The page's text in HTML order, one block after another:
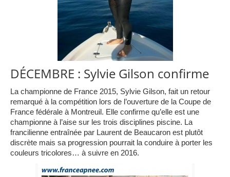
DÉCEMBRE : Sylvie Gilson confirme
La championne de France 2015, Sylvie Gilson, fait un retour
remarqué à la compétition lors de l’ouverture de la Coupe de
France fédérale à Montreuil. Elle confirme qu’elle est une
championne à l’aise sur les trois disciplines piscine. La
francilienne entraînée par Laurent de Beaucaron est plutôt
discrète mais sa progression pourrait la conduire à porter les
couleurs tricolores… à suivre en 2016.